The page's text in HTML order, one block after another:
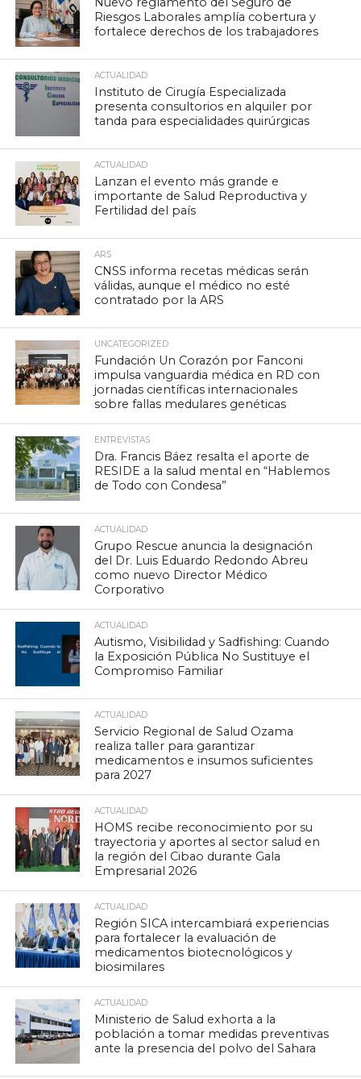
Riesgos Laborales amplía cobertura y
fortalece derechos de los trabajadores
ACTUALIDAD
Instituto de Cirugía Especializada
presenta consultorios en alquiler por
tanda para especialidades quirúrgicas
ACTUALIDAD
Lanzan el evento más grande e
importante de Salud Reproductiva y
Fertilidad del país
ARS
CNSS informa recetas médicas serán
válidas, aunque el médico no esté
contratado por la ARS
UNCATEGORIZED
Fundación Un Corazón por Fanconi
impulsa vanguardia médica en RD con
jornadas científicas internacionales
sobre fallas medulares genéticas
ENTREVISTAS
Dra. Francis Báez resalta el aporte de
RESIDE a la salud mental en “Hablemos
de Todo con Condesa”
ACTUALIDAD
Grupo Rescue anuncia la designación
del Dr. Luis Eduardo Redondo Abreu
como nuevo Director Médico
Corporativo
ACTUALIDAD
Autismo, Visibilidad y Sadfishing: Cuando
la Exposición Pública No Sustituye el
Compromiso Familiar
ACTUALIDAD
Servicio Regional de Salud Ozama
realiza taller para garantizar
medicamentos e insumos suficientes
para 2027
ACTUALIDAD
HOMS recibe reconocimiento por su
trayectoria y aportes al sector salud en
la región del Cibao durante Gala
Empresarial 2026
ACTUALIDAD
Región SICA intercambiará experiencias
para fortalecer la evaluación de
medicamentos biotecnológicos y
biosimilares
ACTUALIDAD
Ministerio de Salud exhorta a la
población a tomar medidas preventivas
ante la presencia del polvo del Sahara